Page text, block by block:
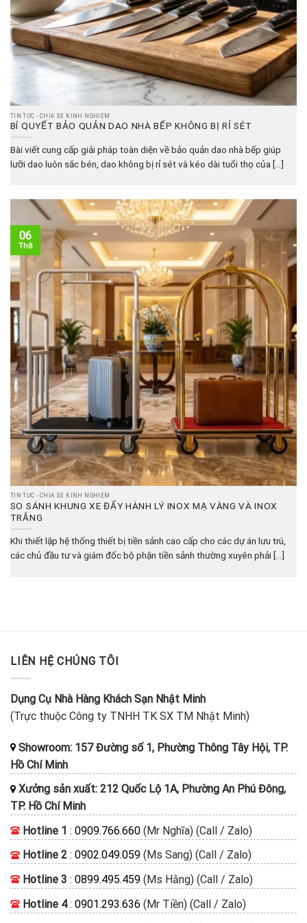
TIN TỨC - CHIA SẺ KINH NGHIỆM
BÍ QUYẾT BẢO QUẢN DAO NHÀ BẾP KHÔNG BỊ RỈ SÉT
Bài viết cung cấp giải pháp toàn diện về bảo quản dao nhà bếp giúp
lưỡi dao luôn sắc bén, dao không bị rỉ sét và kéo dài tuổi thọ của [...]
TIN TỨC - CHIA SẺ KINH NGHIỆM
SO SÁNH KHUNG XE ĐẨY HÀNH LÝ INOX MẠ VÀNG VÀ INOX
TRẮNG
Khi thiết lập hệ thống thiết bị tiền sảnh cao cấp cho các dự án lưu trú,
các chủ đầu tư và giám đốc bộ phận tiền sảnh thường xuyên phải [...]
06
Th8
LIÊN HỆ CHÚNG TÔI
Dụng Cụ Nhà Hàng Khách Sạn Nhật Minh
(Trực thuộc Công ty TNHH TK SX TM Nhật Minh)
Showroom: 157 Đường số 1, Phường Thông Tây Hội, TP.
Hồ Chí Minh
Xưởng sản xuất: 212 Quốc Lộ 1A, Phường An Phú Đông,
TP. Hồ Chí Minh
Hotline 1 : 0909.766.660 (Mr Nghĩa) (Call / Zalo)
Hotline 2 : 0902.049.059 (Ms Sang) (Call / Zalo)
Hotline 3 : 0899.495.459 (Ms Hằng) (Call / Zalo)
Hotline 4: 0901.293.636 (Mr Tiền) (Call / Zalo)